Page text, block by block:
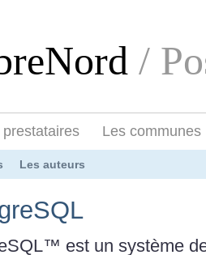
/
prestataires Les communes
Les auteurs
est un système